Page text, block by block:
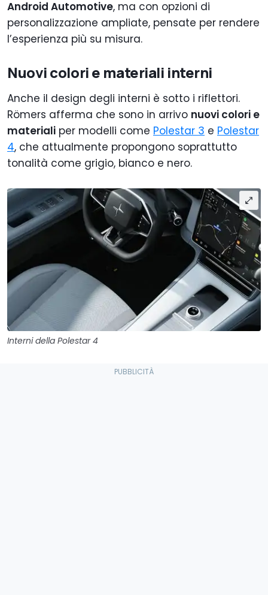
Android Automotive, ma con opzioni di
personalizzazione ampliate, pensate per rendere
l’esperienza più su misura.
Nuovi colori e materiali interni
Anche il design degli interni è sotto i riflettori.
Römers afferma che sono in arrivo nuovi colori e
materiali per modelli come Polestar 3 e Polestar
4, che attualmente propongono soprattutto
tonalità come grigio, bianco e nero.
Interni della Polestar 4